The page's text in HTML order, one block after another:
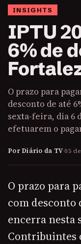
INSIGHTS
IPTU
6% de
O prazo para
desconto de até
sexta-feira, dia 6
efetuarem o
Por Diário da TV·05
O prazo para
com desconto
encerra nesta
Contribuintes